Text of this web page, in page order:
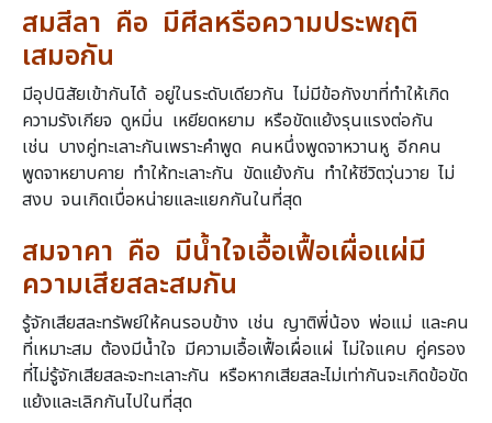
สมสีลา คือ มีศีลหรือความประพฤติ
เสมอกัน
มีอุปนิสัยเข้ากันได้ อยู่ในระดับเดียวกัน ไม่มีข้อกังขาที่ทำให้เกิด
ความรังเกียจ ดูหมิ่น เหยียดหยาม หรือขัดแย้งรุนแรงต่อกัน
เช่น บางคู่ทะเลาะกันเพราะคำพูด คนหนึ่งพูดจาหวานหู อีกคน
พูดจาหยาบคาย ทำให้ทะเลาะกัน ขัดแย้งกัน ทำให้ชีวิตวุ่นวาย ไม่
สงบ จนเกิดเบื่อหน่ายและแยกกันในที่สุด
สมจาคา คือ มีน้ำใจเอื้อเฟื้อเผื่อแผ่มี
ความเสียสละสมกัน
รู้จักเสียสละทรัพย์ให้คนรอบข้าง เช่น ญาติพี่น้อง พ่อแม่ และคน
ที่เหมาะสม ต้องมีน้ำใจ มีความเอื้อเฟื้อเผื่อแผ่ ไม่ใจแคบ คู่ครอง
ที่ไม่รู้จักเสียสละจะทะเลาะกัน หรือหากเสียสละไม่เท่ากันจะเกิดข้อขัด
แย้งและเลิกกันไปในที่สุด